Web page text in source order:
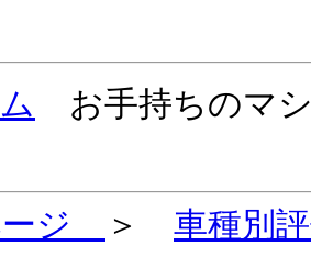
お手持ちのマ
ージ ＞ 車種別